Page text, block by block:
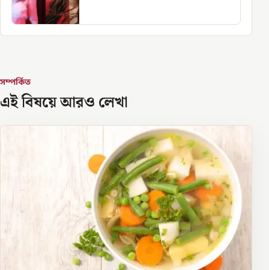
সম্পর্কিত
এই বিষয়ে আরও লেখা